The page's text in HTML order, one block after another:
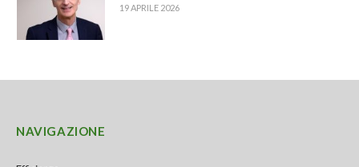
19 APRILE 2026
NAVIGAZIONE